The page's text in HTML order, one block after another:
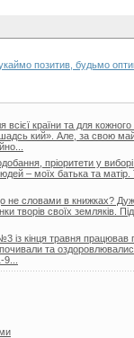
позитив, будьмо
всієї країни та для
кий». Але, за свою
пріоритети у
– моїх батька та
не словами в книжках?
творів своїх земляків.
із кінця травня
та